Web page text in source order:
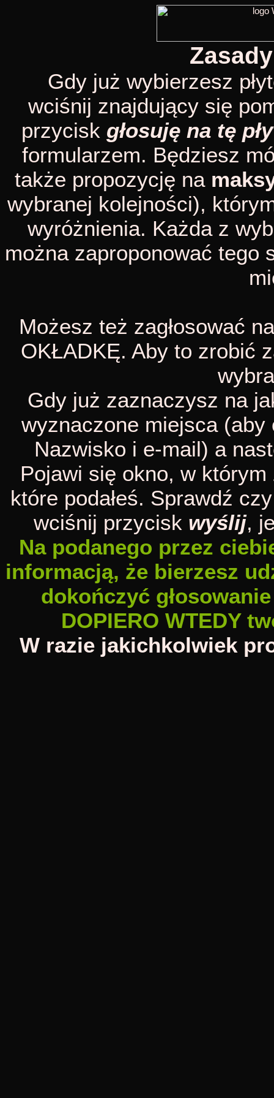
Gdy już wybierzesz
wciśnij znajdujący się
przycisk głosuję na tę
formularzem. Będziesz
także propozycję na
wybranej kolejności),
wyróżnienia. Każda z
można zaproponować tego
Możesz też zagłosować
OKŁADKĘ. Aby to zrobić
Gdy już zaznaczysz na
wyznaczone miejsca (aby
Nazwisko i e-mail) a
Pojawi się okno, w
które podałeś. Sprawdź
wciśnij przycisk wyślij,
Na podanego przez
informacją, że bierzesz
dokończyć
DOPIERO WTEDY
W razie jakichkolwiek